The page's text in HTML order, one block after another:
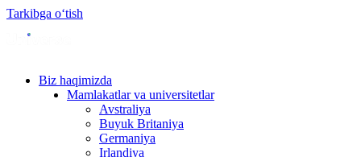
Tarkibga oʻtish
Biz haqimizda
Mamlakatlar va universitetlar
Avstraliya
Buyuk Britaniya
Germaniya
Irlandiya